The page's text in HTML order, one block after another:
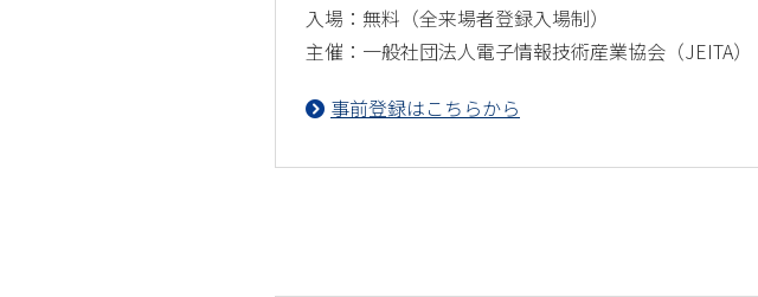
入場：無料（全来場者登録入場制）
主催：一般社団法人電子情報技術産業協会（JEITA）
事前登録はこちらから